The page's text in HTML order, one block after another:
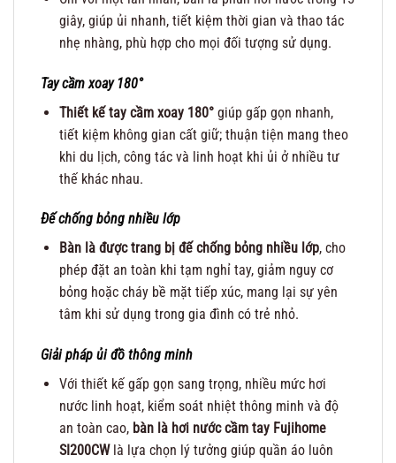
giây, giúp ủi nhanh, tiết kiệm thời gian và thao tác
nhẹ nhàng, phù hợp cho mọi đối tượng sử dụng.
Tay cầm xoay 180°
Thiết kế tay cầm xoay 180°giúp gấp gọn nhanh,
tiết kiệm không gian cất giữ; thuận tiện mang theo
khi du lịch, công tác và linh hoạt khi ủi ở nhiều tư
thế khác nhau.
Đế chống bỏng nhiều lớp
Bàn là được trang bị đế chống bỏng nhiều lớp, cho
phép đặt an toàn khi tạm nghỉ tay, giảm nguy cơ
bỏng hoặc cháy bề mặt tiếp xúc, mang lại sự yên
tâm khi sử dụng trong gia đình có trẻ nhỏ.
Giải pháp ủi đồ thông minh
Với thiết kế gấp gọn sang trọng, nhiều mức hơi
nước linh hoạt, kiểm soát nhiệt thông minh và độ
an toàn cao, bàn là hơi nước cầm tay Fujihome
SI200CWlà lựa chọn lý tưởng giúp quần áo luôn